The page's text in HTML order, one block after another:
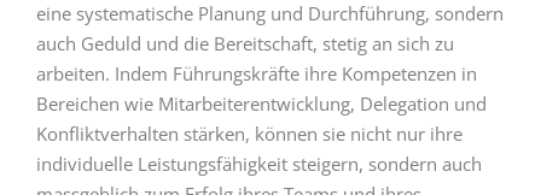
eine systematische Planung und Durchführung, sondern
auch Geduld und die Bereitschaft, stetig an sich zu
arbeiten. Indem Führungskräfte ihre Kompetenzen in
Bereichen wie Mitarbeiterentwicklung, Delegation und
Konfliktverhalten stärken, können sie nicht nur ihre
individuelle Leistungsfähigkeit steigern, sondern auch